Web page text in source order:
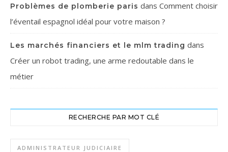
Problèmes de plomberie paris dans Comment choisir
l’éventail espagnol idéal pour votre maison ?
Les marchés financiers et le mlm trading dans
Créer un robot trading, une arme redoutable dans le
métier
RECHERCHE PAR MOT CLÉ
ADMINISTRATEUR JUDICIAIRE